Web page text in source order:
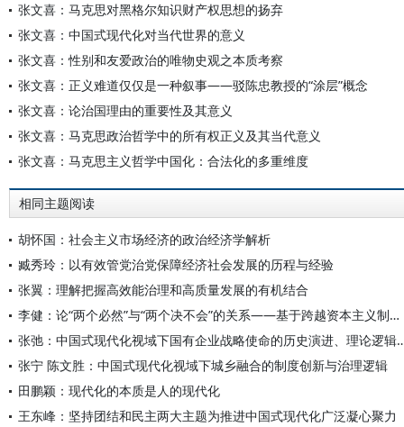
张文喜：马克思对黑格尔知识财产权思想的扬弃
张文喜：中国式现代化对当代世界的意义
张文喜：性别和友爱政治的唯物史观之本质考察
张文喜：正义难道仅仅是一种叙事——驳陈忠教授的“涂层”概念
张文喜：论治国理由的重要性及其意义
张文喜：马克思政治哲学中的所有权正义及其当代意义
张文喜：马克思主义哲学中国化：合法化的多重维度
相同主题阅读
胡怀国：社会主义市场经济的政治经济学解析
臧秀玲：以有效管党治党保障经济社会发展的历程与经验
张翼：理解把握高效能治理和高质量发展的有机结合
李健：论“两个必然”与“两个决不会”的关系——基于跨越资本主义制度“卡夫丁峡谷”设想的反思
张弛：中国式现代化视域下国有
张宁 陈文胜：中国式现代化视域下城乡融合的制度创新与治理逻辑
田鹏颖：现代化的本质是人的现代化
王东峰：坚持团结和民主两大主题为推进中国式现代化广泛凝心聚力